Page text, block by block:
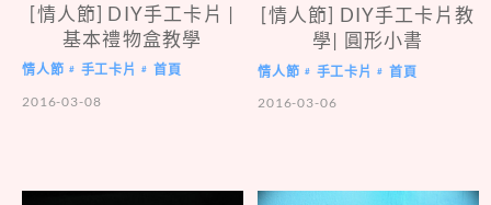
[情人節] DIY手工卡片 |
基本禮物盒教學
情人節 # 手工卡片 #
首頁
2016-03-08
[情人節] DIY手工卡片教
學| 圓形小書
情人節 # 手工卡片 #
首頁
2016-03-06